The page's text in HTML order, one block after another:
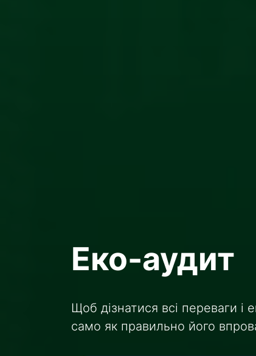
Еко-аудит
Щоб дізнатися всі переваги і
само як правильно його